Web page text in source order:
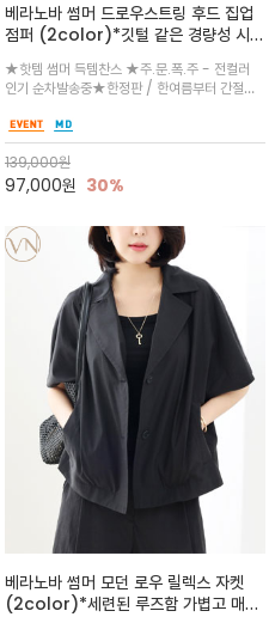
베라노바 썸머 드로우스트링 후드 집업
점퍼 (2color)*깃털 같은 경량성 시원
한 프리미엄 나일론 /볼륨 핏
(Volume Fit)가볍지만 입체적인 실
루엣을 유지하는 구조적 디자인
★핫템 썸머 득템찬스 ★주.문.폭.주 - 전컬러
인기 순차발송중★한정판 / 한여름부터 간절기
단 스토퍼 디테일로 핏 조절이 가능해 실용적/바
스락한 텍스처가 몸에 달라붙지 않아 산뜻하며
가볍게 비치는 세련된후드
139,000원
97,000원 30%
베라노바 썸머 모던 로우 릴렉스 자켓
(2color)*세련된 루즈함 가볍고 매끈